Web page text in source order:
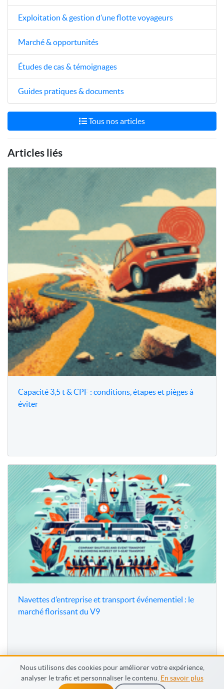
Nous utilisons des cookies pour améliorer votre expérience,
analyser le trafic et personnaliser le contenu. En savoir plus
Exploitation & gestion d’une flotte voyageurs
Marché & opportunités
Études de cas & témoignages
Guides pratiques & documents
Tous nos articles
Articles liés
Capacité 3,5 t & CPF : conditions, étapes et pièges à
éviter
Navettes d’entreprise et transport événementiel : le
marché florissant du V9